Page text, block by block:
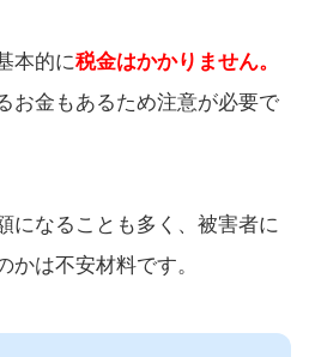
本的に税金はかかりません。
お金もあるため注意が必要で
になることも多く、被害者に
かは不安材料です。